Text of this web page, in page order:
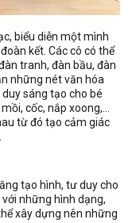
biểu diễn một mình
kết. Các cô có thể
tranh, đàn bầu, đàn
những nét văn hóa
sáng tạo cho bé
cốc, nắp xoong,…
từ đó tạo cảm giác
tạo hình, tư duy cho
những hình dạng,
xây dựng nên những